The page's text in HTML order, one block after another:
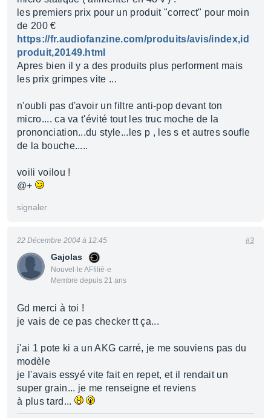
les premiers prix pour un produit "correct" pour moin
de 200 €
https://fr.audiofanzine.com/produits/avis/index,id
produit,20149.html
Apres bien il y a des produits plus performent mais
les prix grimpes vite ...
n'oubli pas d'avoir un filtre anti-pop devant ton
micro.... ca va t'évité tout les truc moche de la
prononciation...du style...les p , les s et autres soufle
de la bouche.....
voili voilou !
@+
signaler
Gajolas
Nouvel·le AFfilié·e
Membre depuis 21 ans
22 Décembre 2004 à 12:45 #3
Gd merci à toi !
je vais de ce pas checker tt ça...
j'ai 1 pote ki a un AKG carré, je me souviens pas du
modèle
je l'avais essyé vite fait en repet, et il rendait un
super grain... je me renseigne et reviens
à plus tard...